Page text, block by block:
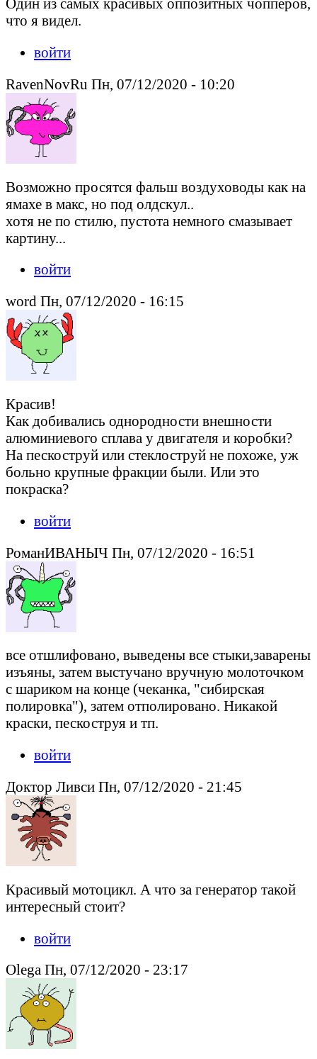
Один из самых красивых оппозитных чопперов,
что я видел.
войти
RavenNovRu Пн, 07/12/2020 - 10:20
Возможно просятся фальш воздуховоды как на
ямахе в макс, но под олдскул..
хотя не по стилю, пустота немного смазывает
картину...
войти
word Пн, 07/12/2020 - 16:15
Красив!
Как добивались однородности внешности
алюминиевого сплава у двигателя и коробки?
На пескоструй или стеклоструй не похоже, уж
больно крупные фракции были. Или это
покраска?
войти
РоманИВАНЫЧ Пн, 07/12/2020 - 16:51
все отшлифовано, выведены все стыки,заварены
изъяны, затем выстучано вручную молоточком
с шариком на конце (чеканка, "сибирская
полировка"), затем отполировано. Никакой
краски, пескоструя и тп.
войти
Доктор Ливси Пн, 07/12/2020 - 21:45
Красивый мотоцикл. А что за генератор такой
интересный стоит?
войти
Olega Пн, 07/12/2020 - 23:17